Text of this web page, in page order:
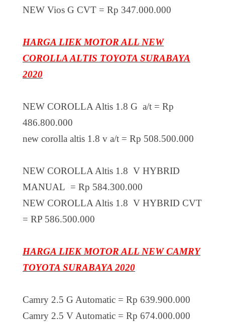
NEW Vios G CVT = Rp 347.000.000
HARGA LIEK MOTOR ALL NEW
COROLLA ALTIS TOYOTA SURABAYA
2020
NEW COROLLA Altis 1.8 G a/t = Rp
486.800.000
new corolla altis 1.8 v a/t = Rp 508.500.000
NEW COROLLA Altis 1.8 V HYBRID
MANUAL = Rp 584.300.000
NEW COROLLA Altis 1.8 V HYBRID CVT
= RP 586.500.000
HARGA LIEK MOTOR ALL NEW CAMRY
TOYOTA SURABAYA 2020
Camry 2.5 G Automatic = Rp 639.900.000
Camry 2.5 V Automatic = Rp 674.000.000